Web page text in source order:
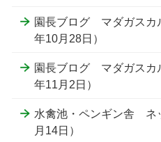
園長ブログ マダガス
年10月28日）
園長ブログ マダガス
年11月2日）
水禽池・ペンギン舎 ネ
月14日）